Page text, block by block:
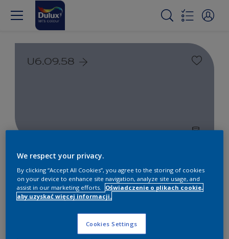
U6.09.58
Farby białe i kolorowe do
wnętrz i na zewnątrz
1Produkty znalezione
Filter
We respect your privacy.
By clicking “Accept All Cookies”, you agree to the storing of cookies
on your device to enhance site navigation, analyze site usage, and
assist in our marketing efforts.
Oświadczenie o plikach cookie,
aby uzyskać więcej informacji.
Cookies Settings